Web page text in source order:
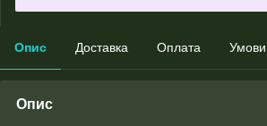
Опис Доставка Оплата
Опис